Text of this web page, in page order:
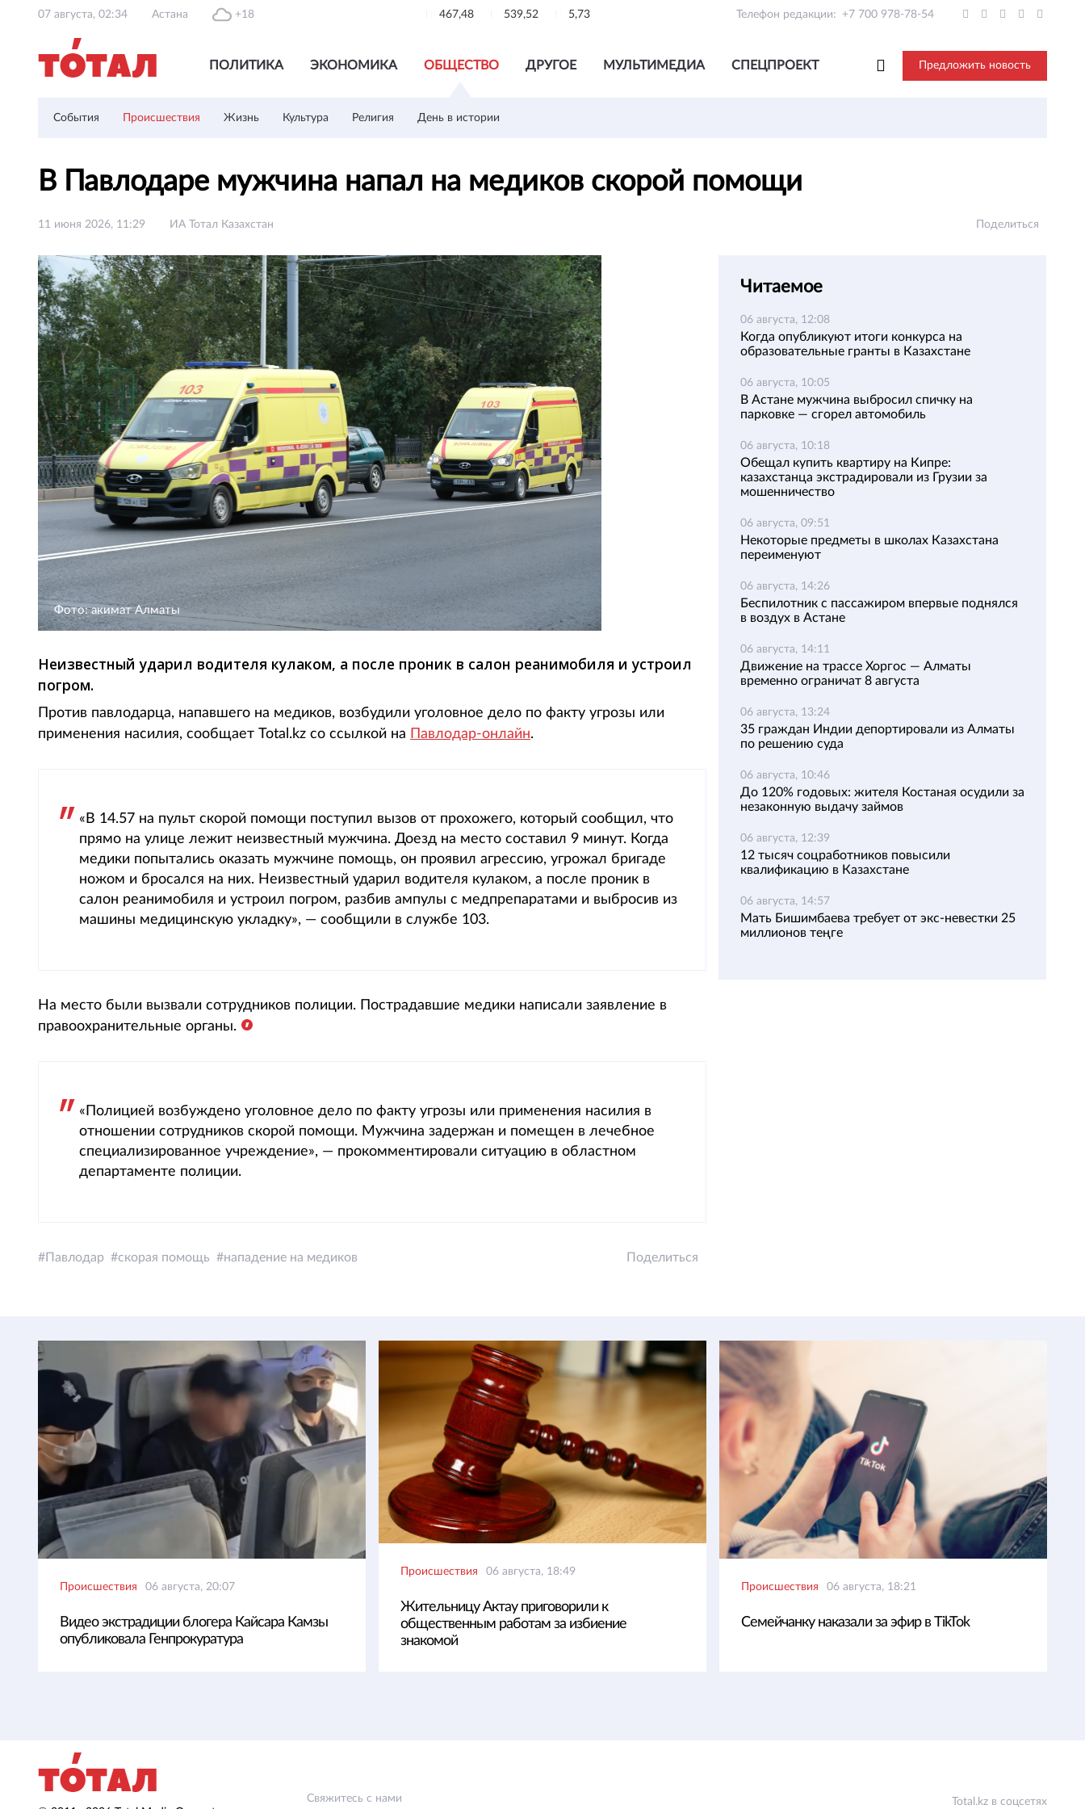
07 августа, 02:34 Астана +18 467,48 539,52 5,73 Телефон редакции: +7 700 978-78-54
ПОЛИТИКА ЭКОНОМИКА ОБЩЕСТВО ДРУГОЕ МУЛЬТИМЕДИА СПЕЦПРОЕКТ Предложить новость
События Происшествия Жизнь Культура Религия День в истории
В Павлодаре мужчина напал на медиков скорой помощи
11 июня 2026, 11:29 ИА Тотал Казахстан Поделиться
Фото: акимат Алматы
Неизвестный ударил водителя кулаком, а после проник в салон реанимобиля и устроил
погром.
Против павлодарца, напавшего на медиков, возбудили уголовное дело по факту угрозы или
применения насилия, сообщает Total.kz со ссылкой на Павлодар-онлайн.
«В 14.57 на пульт скорой помощи поступил вызов от прохожего, который сообщил, что
прямо на улице лежит неизвестный мужчина. Доезд на место составил 9 минут. Когда
медики попытались оказать мужчине помощь, он проявил агрессию, угрожал бригаде
ножом и бросался на них. Неизвестный ударил водителя кулаком, а после проник в
салон реанимобиля и устроил погром, разбив ампулы с медпрепаратами и выбросив из
машины медицинскую укладку», — сообщили в службе 103.
На место были вызвали сотрудников полиции. Пострадавшие медики написали заявление в
правоохранительные органы.
«Полицией возбуждено уголовное дело по факту угрозы или применения насилия в
отношении сотрудников скорой помощи. Мужчина задержан и помещен в лечебное
специализированное учреждение», — прокомментировали ситуацию в областном
департаменте полиции.
Павлодар скорая помощь нападение на медиков Поделиться
Читаемое
06 августа, 12:08
Когда опубликуют итоги конкурса на
образовательные гранты в Казахстане
06 августа, 10:05
В Астане мужчина выбросил спичку на
парковке — сгорел автомобиль
06 августа, 10:18
Обещал купить квартиру на Кипре:
казахстанца экстрадировали из Грузии за
мошенничество
06 августа, 09:51
Некоторые предметы в школах Казахстана
переименуют
06 августа, 14:26
Беспилотник с пассажиром впервые поднялся
в воздух в Астане
06 августа, 14:11
Движение на трассе Хоргос — Алматы
временно ограничат 8 августа
06 августа, 13:24
35 граждан Индии депортировали из Алматы
по решению суда
06 августа, 10:46
До 120% годовых: жителя Костаная осудили за
незаконную выдачу займов
06 августа, 12:39
12 тысяч соцработников повысили
квалификацию в Казахстане
06 августа, 14:57
Мать Бишимбаева требует от экс-невестки 25
миллионов теңге
Происшествия 06 августа, 20:07
Видео экстрадиции блогера Кайсара Камзы
опубликовала Генпрокуратура
Происшествия 06 августа, 18:49
Жительницу Актау приговорили к
общественным работам за избиение
знакомой
Происшествия 06 августа, 18:21
Семейчанку наказали за эфир в TikTok
Свяжитесь с нами Total.kz в соцсетях